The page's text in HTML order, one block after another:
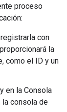
proceso
con
la
como el ID y un
en la Consola
la consola de